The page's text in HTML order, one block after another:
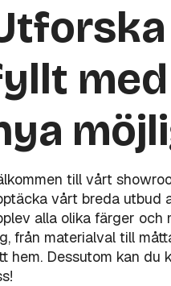
till vårt
vårt breda utbud
alla olika färger och
från materialval till
hem. Dessutom kan